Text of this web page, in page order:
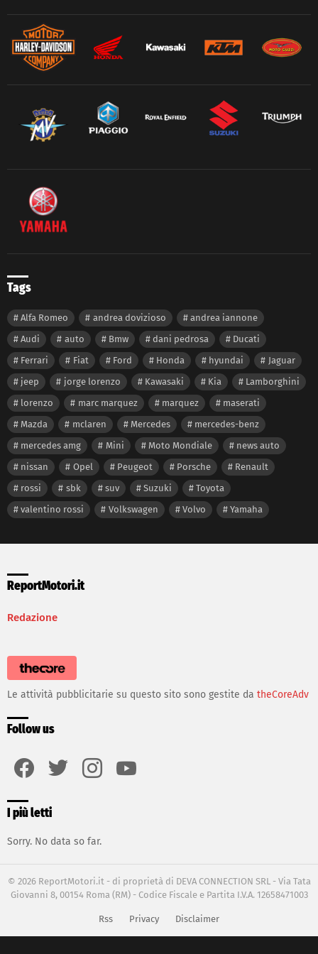
Tags
Alfa Romeo andrea dovizioso
andrea iannone
Audi
auto Bmw dani pedrosa
Ducati
Ferrari
Fiat Ford Honda hyundai
Jaguar
jeep
jorge lorenzo Kawasaki Kia
Lamborghini
lorenzo
marc marquez marquez
maserati
Mazda
mclaren Mercedes
mercedes-benz
mercedes amg
Mini Moto Mondiale
news auto
nissan
Opel Peugeot Porsche
Renault
rossi
sbk suv Suzuki
Toyota
valentino rossi
Volkswagen Volvo Yamaha
ReportMotori.it
Redazione
Le attività pubblicitarie su questo sito sono gestite da theCoreAdv
Follow us
I più letti
Sorry. No data so far.
© 2026 ReportMotori.it - di proprietà di DEVA CONNECTION SRL - Via Tata
Giovanni 8, 00154 Roma (RM) - Codice Fiscale e Partita I.V.A. 12658471003
Rss Privacy Disclaimer